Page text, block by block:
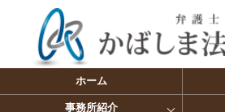
ホーム
事務所紹介